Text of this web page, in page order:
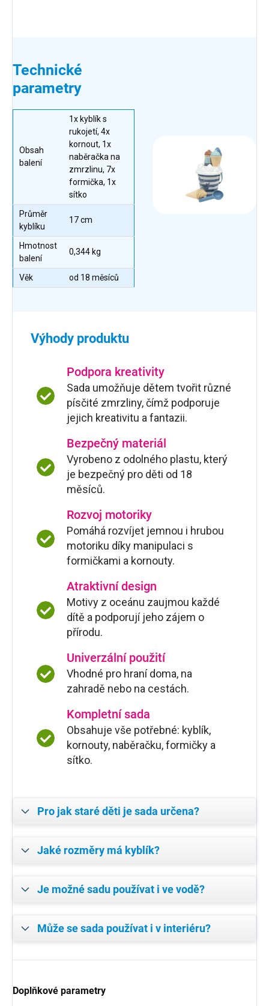
Technické
parametry
Obsah
balení
1x kyblík s
rukojetí, 4x
kornout, 1x
naběračka na
zmrzlinu, 7x
formička, 1x
sítko
Průměr
kyblíku
17 cm
Hmotnost
balení
0,344 kg
Věk od 18 měsíců
Výhody produktu
Podpora kreativity
Sada umožňuje dětem tvořit různé
písčité zmrzliny, čímž podporuje
jejich kreativitu a fantazii.
Bezpečný materiál
Vyrobeno z odolného plastu, který
je bezpečný pro děti od 18
měsíců.
Rozvoj motoriky
Pomáhá rozvíjet jemnou i hrubou
motoriku díky manipulaci s
formičkami a kornouty.
Atraktivní design
Motivy z oceánu zaujmou každé
dítě a podporují jeho zájem o
přírodu.
Univerzální použití
Vhodné pro hraní doma, na
zahradě nebo na cestách.
Kompletní sada
Obsahuje vše potřebné: kyblík,
kornouty, naběračku, formičky a
sítko.
Pro jak staré děti je sada určena?
Jaké rozměry má kyblík?
Je možné sadu používat i ve vodě?
Může se sada používat i v interiéru?
Doplňkové parametry